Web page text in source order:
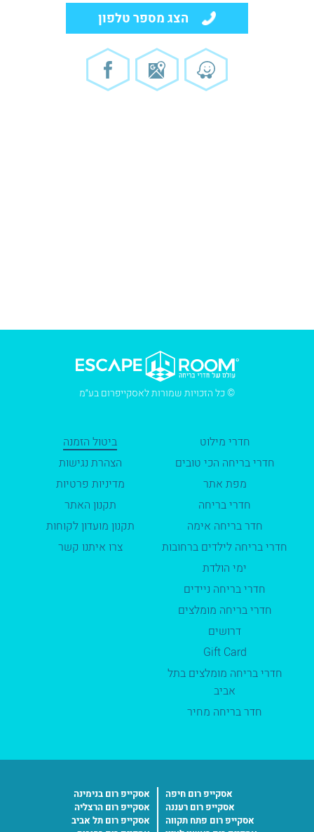
הצג מספר טלפון
© כל הזכויות שמורות לאסקייפרום בע״מ
ביטול הזמנה
הצהרת נגישות
מדיניות פרטיות
תקנון האתר
תקנון מועדון לקוחות
צרו איתנו קשר
חדרי מילוט
חדרי בריחה הכי טובים
מפת אתר
חדרי בריחה
חדר בריחה אימה
חדרי בריחה לילדים ברחובות
ימי הולדת
חדרי בריחה ניידים
חדרי בריחה מומלצים
דרושים
Gift Card
חדרי בריחה מומלצים בתל
אביב
חדר בריחה מחיר
אסקייפ רום חיפה
אסקייפ רום בנימינה
אסקייפ רום רעננה
אסקייפ רום הרצליה
אסקייפ רום פתח תקווה
אסקייפ רום תל אביב